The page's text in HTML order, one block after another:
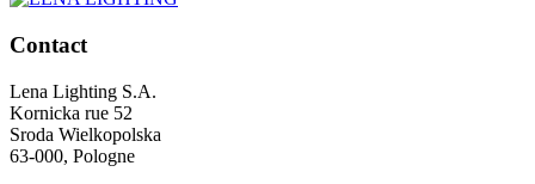
Contact
Lena Lighting S.A.
Kornicka rue 52
Sroda Wielkopolska
63-000, Pologne